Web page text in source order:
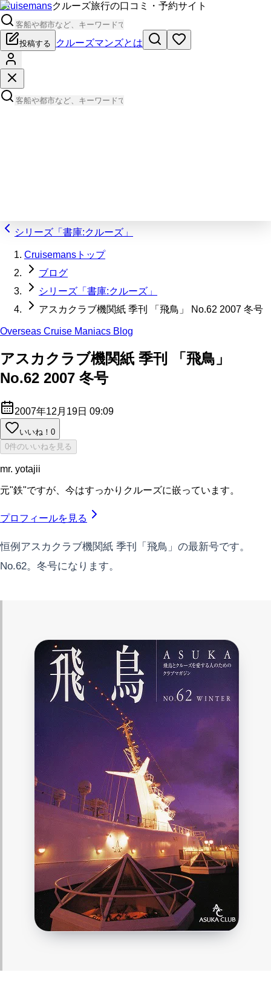
Cruisemansクルーズ旅行の口コミ・予約サイト
投稿する クルーズマンズとは
シリーズ「書庫:クルーズ」
Cruisemansトップ
ブログ
シリーズ「書庫:クルーズ」
アスカクラブ機関紙 季刊 「飛鳥」 No.62 2007 冬号
Overseas Cruise Maniacs Blog
アスカクラブ機関紙 季刊 「飛鳥」
No.62 2007 冬号
2007年12月19日 09:09
いいね！ 0
0件のいいねを見る
mr. yotajii
元"鉄"ですが、今はすっかりクルーズに嵌っています。
プロフィールを見る
恒例アスカクラブ機関紙 季刊「飛鳥」の最新号です。
No.62。冬号になります。